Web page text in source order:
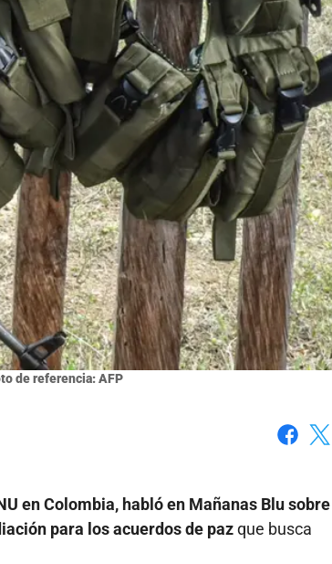
de referencia: AFP
en Colombia, habló en Mañanas Blu sobre
para los acuerdos de pazque busca